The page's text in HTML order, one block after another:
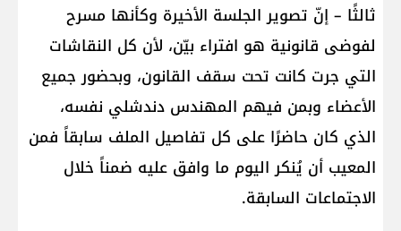
ثالثًا – إنّ تصوير الجلسة الأخيرة وكأنها مسرح
لفوضى قانونية هو افتراء بيّن، لأن كل النقاشات
التي جرت كانت تحت سقف القانون، وبحضور جميع
الأعضاء وبمن فيهم المهندس دندشلي نفسه،
الذي كان حاضرًا على كل تفاصيل الملف سابقاً فمن
المعيب أن يُنكر اليوم ما وافق عليه ضمناً خلال
الاجتماعات السابقة.